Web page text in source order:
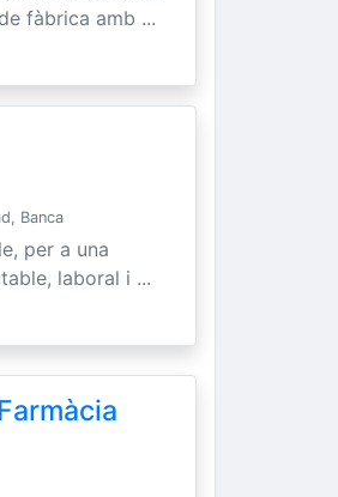
fàbrica amb ...
Banca
per a una
laboral i ...